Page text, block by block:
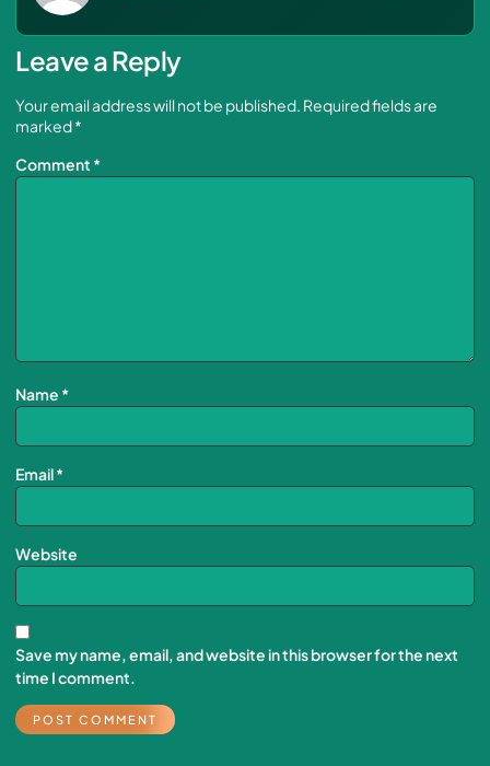
Leave a Reply
Your email address will not be published. Required fields are
marked*
Comment *
Name *
Email*
Website
Save my name, email, and website in this browser for the next
time I comment.